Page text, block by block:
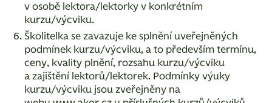
v osobě lektora/lektorky v konkrétním
kurzu/výcviku.
Školitelka se zavazuje ke splnění uveřejněných
podmínek kurzu/výcviku, a to především termínu,
ceny, kvality plnění, rozsahu kurzu/výcviku
a zajištění lektorů/lektorek. Podmínky výuky
kurzu/výcviku jsou zveřejněny na